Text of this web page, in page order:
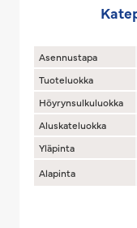
Asennustapa
Tuoteluokka
Höyrynsulkuluokka
Aluskateluokka
Yläpinta
Alapinta